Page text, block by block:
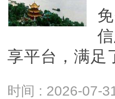
享平台，满足
时间 : 2026-07-